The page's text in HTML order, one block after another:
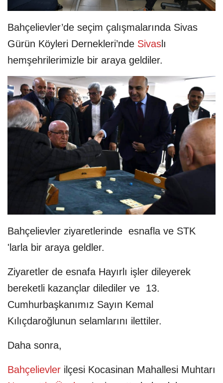
Bahçelievler’de seçim çalışmalarında Sivas
Gürün Köyleri Dernekleri’nde Sivas lı
hemşehrilerimizle bir araya geldiler.
Bahçelievler ziyaretlerinde esnafla ve STK
'larla bir araya geldler.
Ziyaretler de esnafa Hayırlı işler dileyerek
bereketli kazançlar dilediler ve 13.
Cumhurbaşkanımız Sayın Kemal
Kılıçdaroğlunun selamlarını ilettiler.
Daha sonra,
Bahçelievler ilçesi Kocasinan Mahallesi Muhtarı